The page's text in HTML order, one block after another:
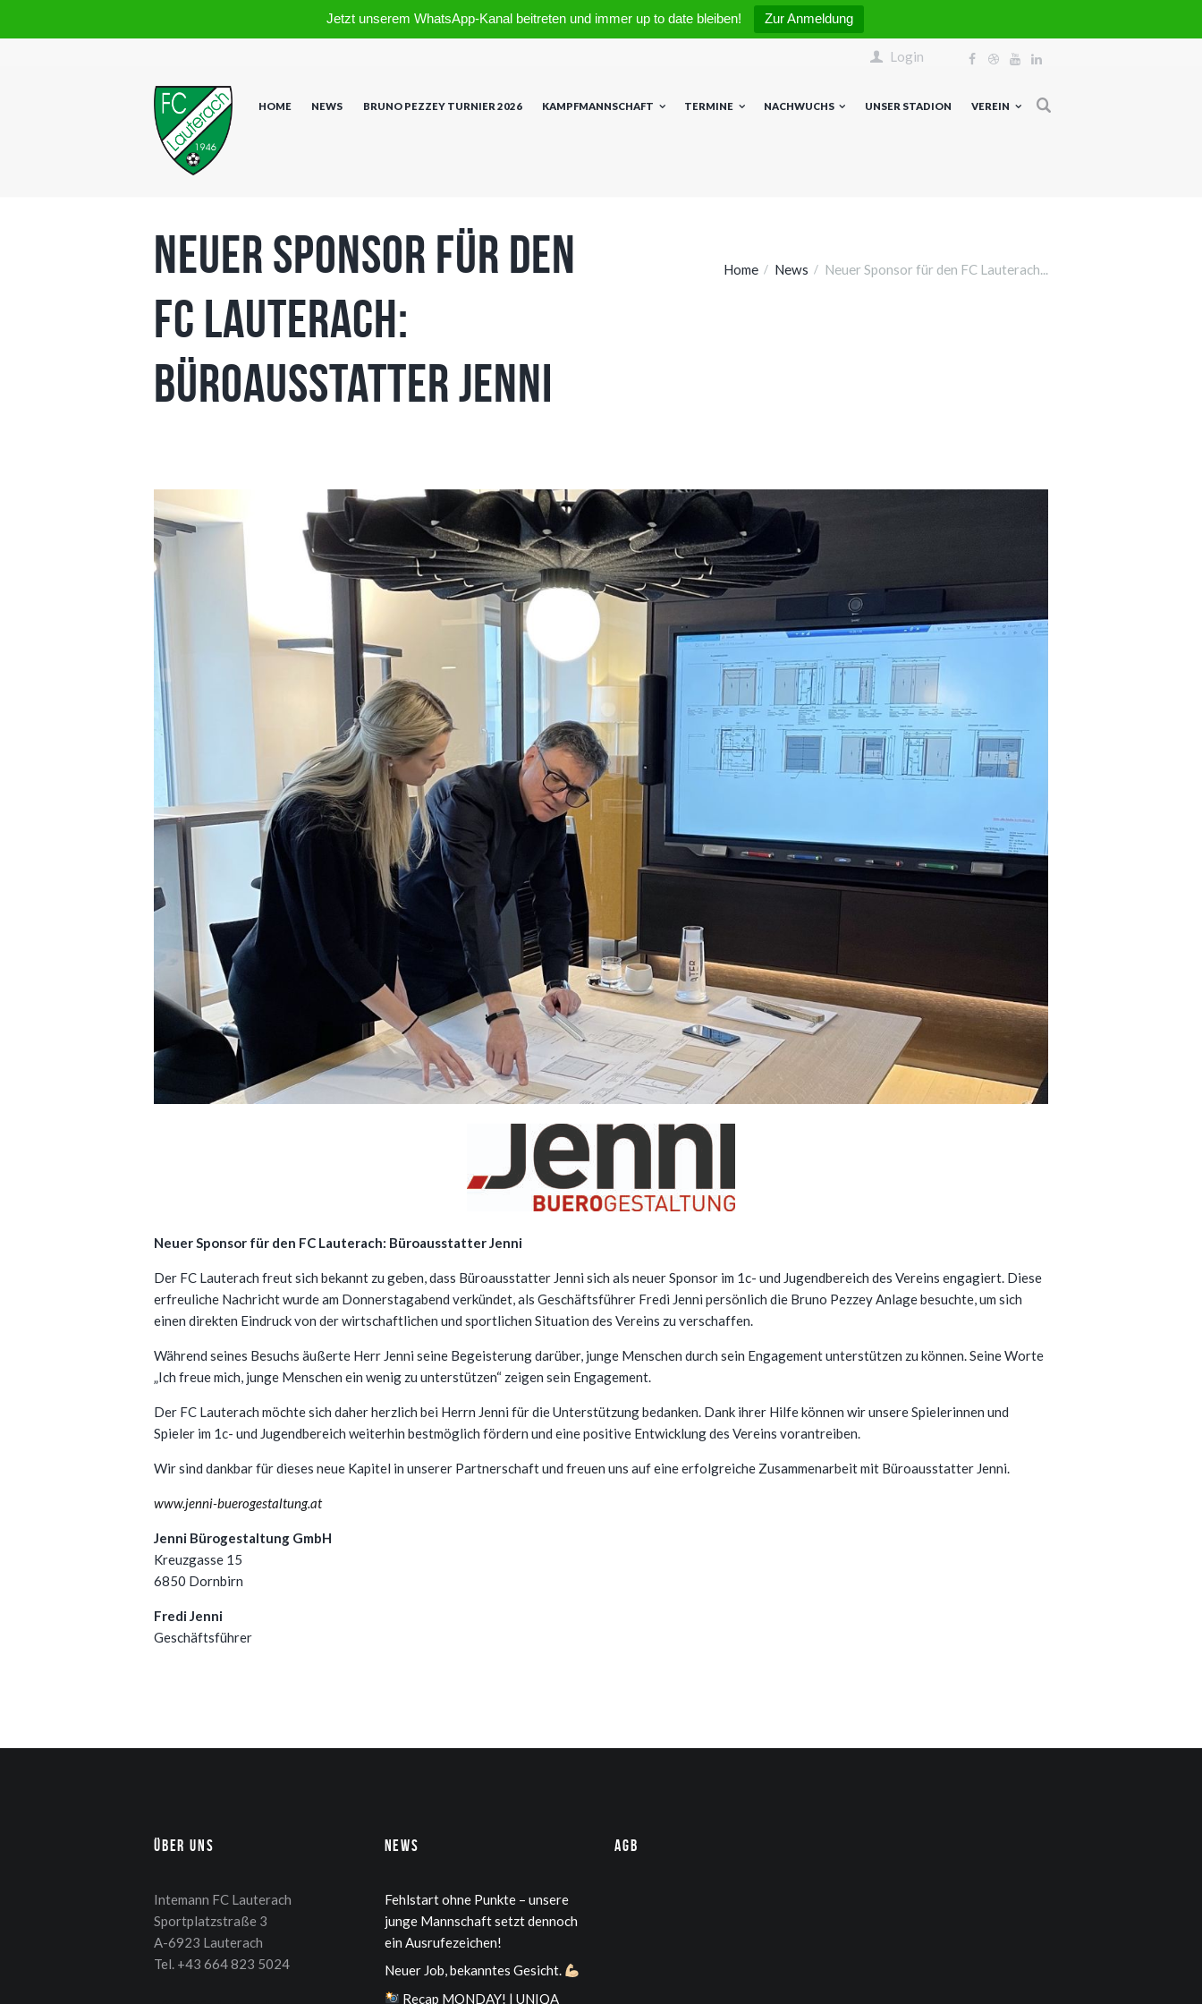
Jetzt unserem WhatsApp-Kanal beitreten und immer up to date bleiben! Zur Anmeldung
Login
HOME NEWS BRUNO PEZZEY TURNIER 2026 KAMPFMANNSCHAFT TERMINE NACHWUCHS UNSER STADION VEREIN
Neuer Sponsor für den
FC Lauterach:
Büroausstatter Jenni
Home News Neuer Sponsor für den FC Lauterach...
Neuer Sponsor für den FC Lauterach: Büroausstatter Jenni
Der FC Lauterach freut sich bekannt zu geben, dass Büroausstatter Jenni sich als neuer Sponsor im 1c- und Jugendbereich des Vereins engagiert. Diese
erfreuliche Nachricht wurde am Donnerstagabend verkündet, als Geschäftsführer Fredi Jenni persönlich die Bruno Pezzey Anlage besuchte, um sich
einen direkten Eindruck von der wirtschaftlichen und sportlichen Situation des Vereins zu verschaffen.
Während seines Besuchs äußerte Herr Jenni seine Begeisterung darüber, junge Menschen durch sein Engagement unterstützen zu können. Seine Worte
„Ich freue mich, junge Menschen ein wenig zu unterstützen“ zeigen sein Engagement.
Der FC Lauterach möchte sich daher herzlich bei Herrn Jenni für die Unterstützung bedanken. Dank ihrer Hilfe können wir unsere Spielerinnen und
Spieler im 1c- und Jugendbereich weiterhin bestmöglich fördern und eine positive Entwicklung des Vereins vorantreiben.
Wir sind dankbar für dieses neue Kapitel in unserer Partnerschaft und freuen uns auf eine erfolgreiche Zusammenarbeit mit Büroausstatter Jenni.
www.jenni-buerogestaltung.at
Jenni Bürogestaltung GmbH
Kreuzgasse 15
6850 Dornbirn
Fredi Jenni
Geschäftsführer
Über uns
Intemann FC Lauterach
Sportplatzstraße 3
A-6923 Lauterach
Tel. +43 664 823 5024
News
Fehlstart ohne Punkte – unsere
junge Mannschaft setzt dennoch
ein Ausrufezeichen!
Neuer Job, bekanntes Gesicht.
Recap MONDAY! | UNIQA
AGB